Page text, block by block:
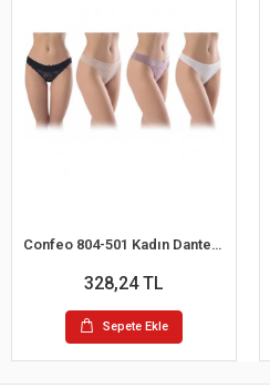
Confeo 804-501 Kadın Dantelli 4 lü Tanga Külot
328,24 TL
Sepete Ekle